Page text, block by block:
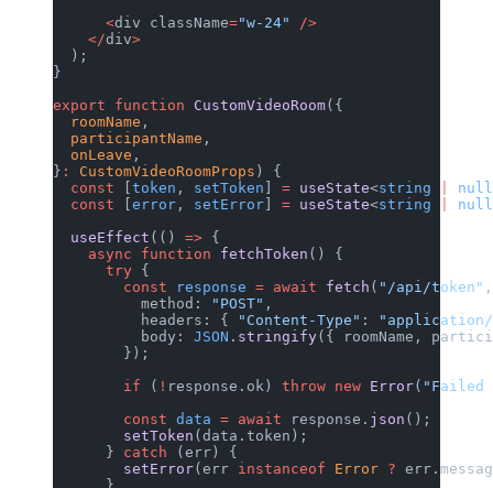
      <
div className="w-24" />
    </
div
  );
export function CustomVideoRoom ({
  roomName
  participantName
  onLeave
}
CustomVideoRoomProps
) {
  const
[token , setToken ] useState<string
  const
[ error , setError ] useState<string
  useEffect
(() => {
    async
function fetchToken () {
      try
{
        const
response = await fetch ( "/api/token"
          method:
"POST"
          headers: {
"Content-Type" :
          body:
JSON .stringify ({ roomName,
        });
        if
( !response.ok) throw new Error (
        const
data = await response. json ();
        setToken
(data.token);
      }
catch
(err) {
        setError
(err instanceof Error ?